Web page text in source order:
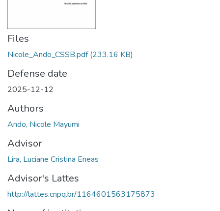
Files
Nicole_Ando_CSSB.pdf(233.16 KB)
Defense date
2025-12-12
Authors
Ando, Nicole Mayumi
Advisor
Lira, Luciane Cristina Eneas
Advisor's Lattes
http://lattes.cnpq.br/1164601563175873